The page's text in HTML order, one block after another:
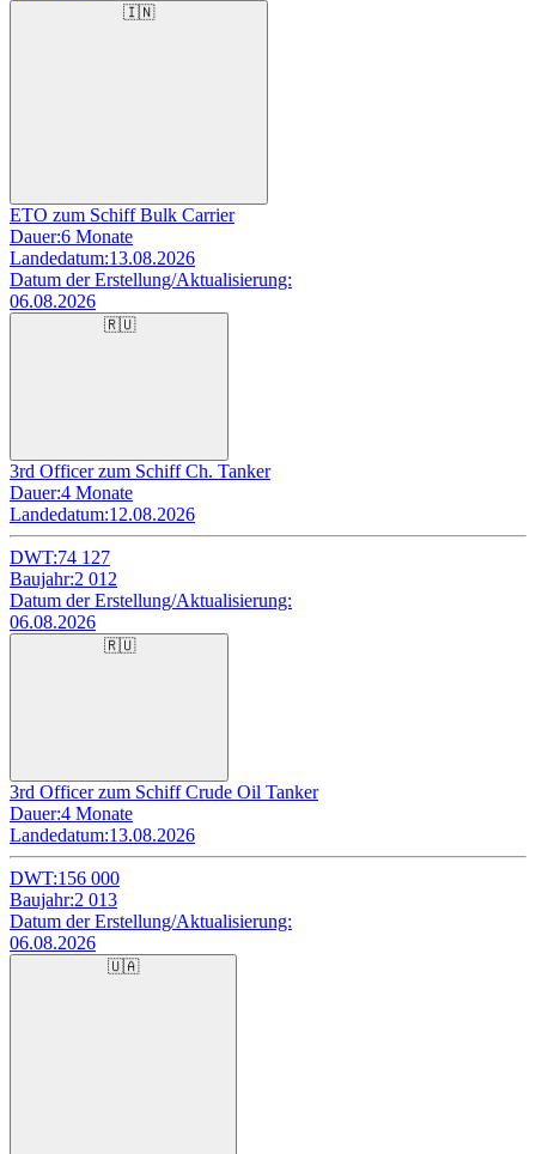
🇮🇳
ETO zum Schiff Bulk Carrier
Dauer:6 Monate
Landedatum:13.08.2026
Datum der Erstellung/Aktualisierung:
06.08.2026
🇷🇺
3rd Officer zum Schiff Ch. Tanker
Dauer:4 Monate
Landedatum:12.08.2026
DWT:74 127
Baujahr:2 012
Datum der Erstellung/Aktualisierung:
06.08.2026
🇷🇺
3rd Officer zum Schiff Crude Oil Tanker
Dauer:4 Monate
Landedatum:13.08.2026
DWT:156 000
Baujahr:2 013
Datum der Erstellung/Aktualisierung:
06.08.2026
🇺🇦